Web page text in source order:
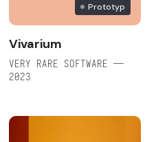
Prototyp
Vivarium
VERY RARE SOFTWARE —
2023